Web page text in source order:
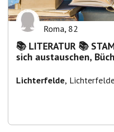
Roma, 82
📚 LITERATUR 📚 STAMMTISCH - BRUNCH -
sich austauschen,
Lichterfelde,